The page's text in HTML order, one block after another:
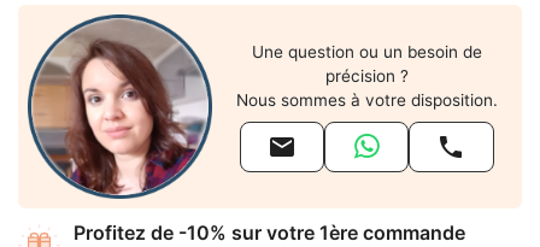
Une question ou un besoin de
précision ?
Nous sommes à votre disposition.
 
Profitez de -10% sur votre 1ère commande